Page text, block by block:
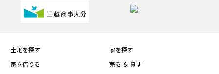
土地を探す
家を探す
家を借りる
売る ＆ 貸す